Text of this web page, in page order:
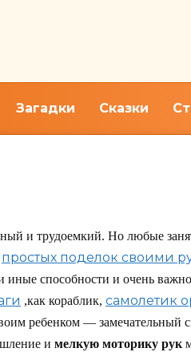
Загадки Сказки
и трудоемкий. Но любые
простых поделок своими
способности и очень
,как кораблик, самолетик
ребенком — замечательный
и мелкую моторику рук